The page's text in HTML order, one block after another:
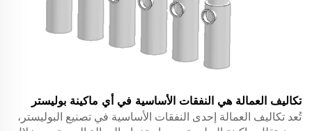
تكاليف العمالة هي النفقات الأساسية في أي ماكينة بوليستر
تُعد تكاليف العمالة إحدى النفقات الأساسية في تصنيع البوليستر،